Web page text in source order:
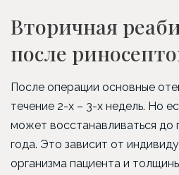
Вторичная
после
После операции основные
течение 2-х – 3-х недель. Но
может восстанавливаться до
года. Это зависит от
организма пациента и